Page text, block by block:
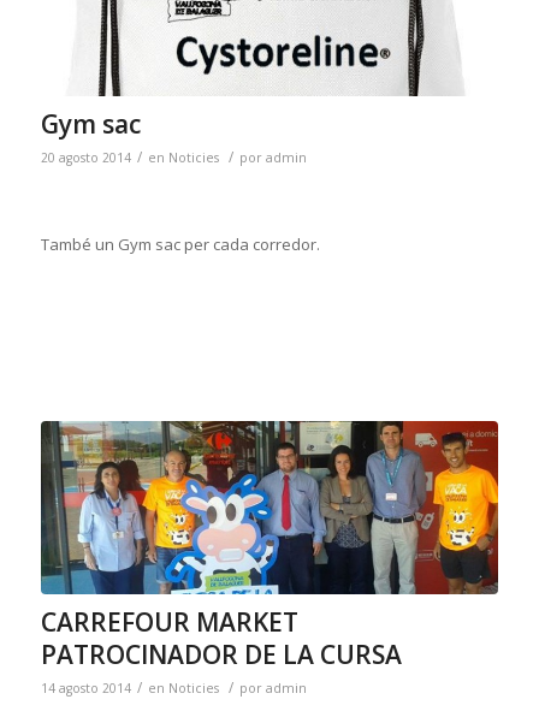
Gym sac
20 agosto 2014 / en Noticies / por admin
També un Gym sac per cada corredor.
CARREFOUR MARKET
PATROCINADOR DE LA CURSA
14 agosto 2014 / en Noticies / por admin